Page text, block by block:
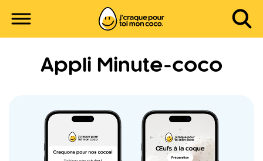
Appli Minute-coco